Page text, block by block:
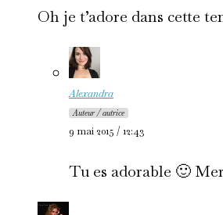
Oh je t’adore dans cette
Alexandra
Auteur / autrice
9 mai 2015 / 12:43
Tu es adorable 🙂